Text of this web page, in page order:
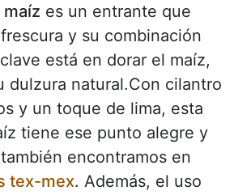
es un entrante que
y su combinación
está en dorar el maíz,
dulzura natural.Con cilantro
y un toque de lima, esta
tiene ese punto alegre y
encontramos en
tex-mex. Además, el uso